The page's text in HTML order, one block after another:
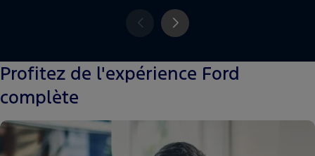
Profitez de l'expérience Ford
complète